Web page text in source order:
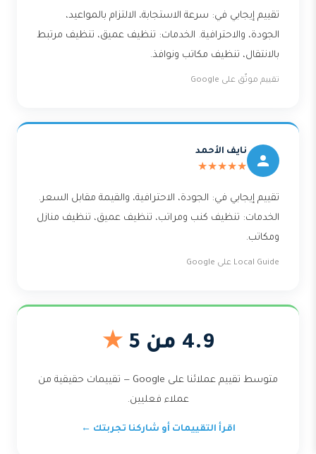
تقييم إيجابي في: سرعة الاستجابة، الالتزام بالمواعيد،
الجودة، والاحترافية. الخدمات: تنظيف عميق، تنظيف مرتبط
بالانتقال، تنظيف مكاتب ونوافذ.
تقييم موثّق على Google
نايف الأحمد
★★★★★
تقييم إيجابي في: الجودة، الاحترافية، والقيمة مقابل السعر.
الخدمات: تنظيف كنب ومراتب، تنظيف عميق، تنظيف منازل
ومكاتب.
Local Guide على Google
4.9 من 5 ★
متوسط تقييم عملائنا على Google — تقييمات حقيقية من
عملاء فعليين.
اقرأ التقييمات أو شاركنا تجربتك ←